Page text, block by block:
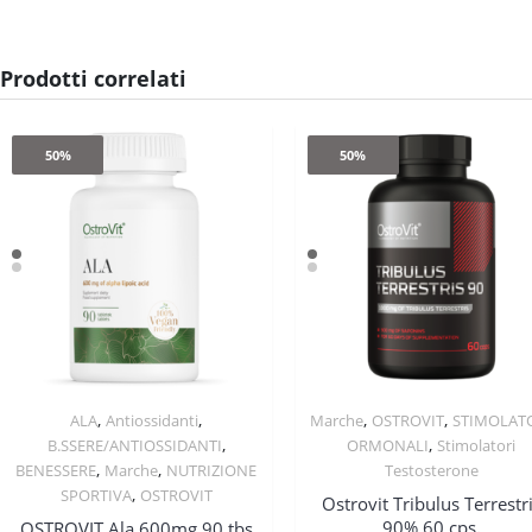
Prodotti correlati
50%
Quick View
ALA,Antiossidanti,
B.SSERE/ANTIOSSIDANTI,
BENESSERE, Marche, NUTRIZIONE
SPORTIVA, OSTROVIT
50%
Quick View
Marche, OSTROVIT,
ORMONALI, Stimolatori
Testosterone
Ostrovit Tribulus
90% 60 cps.